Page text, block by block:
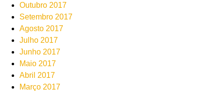
Outubro 2017
Setembro 2017
Agosto 2017
Julho 2017
Junho 2017
Maio 2017
Abril 2017
Março 2017